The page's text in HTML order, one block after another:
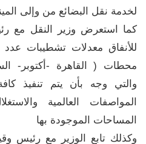
لخدمة نقل البضائع من وإلى
كما استعرض وزير النقل مع
للأنفاق معدلات تشطيبات
محطات ( القاهرة -أكتوبر-
والتي وجه بأن يتم تنفيذ
المواصفات العالمية
المساحات الموجودة بها
وكذلك تابع الوزير مع رئيس